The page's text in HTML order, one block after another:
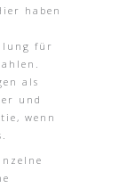
haben
für
als
und
wenn